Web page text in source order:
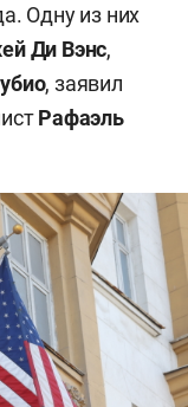
Одну из них
Ди Вэнс,
, заявил
Рафаэль